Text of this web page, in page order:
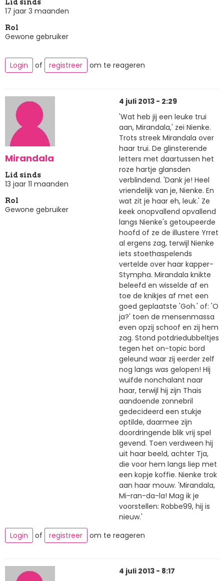
Lid sinds
17 jaar 3 maanden
Rol
Gewone gebruiker
Login of registreer om te reageren
Mirandala
Lid sinds
13 jaar 11 maanden
Rol
Gewone gebruiker
4 juli 2013 - 2:29
'Wat heb jij een leuke trui
aan, Mirandala,' zei Nienke.
Trots streek Mirandala over
haar trui. De glinsterende
letters met daartussen het
roze hartje glansden
verblindend. 'Dank je! Heel
vriendelijk van je, Nienke. En
wat zit je haar eh, leuk.' Ze
keek onopvallend opvallend
langs Nienke's getoupeerde
hoofd of ze de illustere Yrret
al ergens zag, terwijl Nienke
iets stoethaspelends
vertelde over haar kapper-
Stympha. Mirandala knikte
beleefd en wisselde af en
toe de knikjes af met een
goed geplaatste 'Goh.' of: 'O
ja?' toen de mensenmassa
even opzij schoof en zij hem
zag. Stond potdriedubbeltjes
tegen het on-topic bord
geleund waar zij eerder zelf
nog langs was gelopen! Hij
wuifde nonchalant naar
haar, terwijl hij zijn Thais
aandoende zonnebril
gedecideerd een stukje
optilde, daarmee zijn
doordringende blik vrij spel
gevend. Toen verdween hij
uit haar beeld, achter Tja,
die voor hem langs liep met
een kopje koffie. Nienke trok
aan haar mouw. 'Mirandala,
Mi-ran-da-la! Mag ik je
voorstellen: Robbe99, hij is
nieuw.'
Login
of registreer om te reageren
4 juli 2013 - 8:17